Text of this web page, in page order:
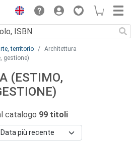
territorio
Architettura
gestione)
(ESTIMO,
catalogo 99 titoli